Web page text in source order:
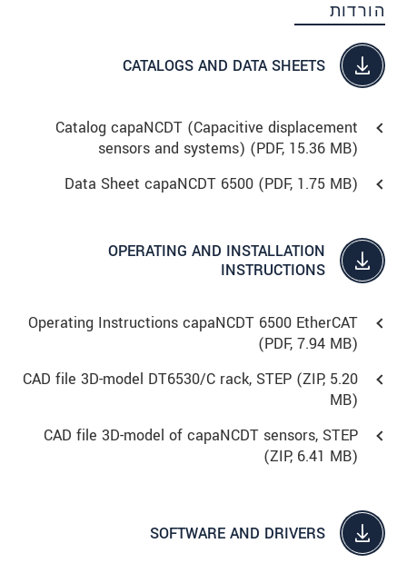
הורדות
CATALOGS AND DATA SHEETS
Catalog capaNCDT (Capacitive displacement
sensors and systems) (PDF, 15.36 MB)
Data Sheet capaNCDT 6500 (PDF, 1.75 MB)
OPERATING AND INSTALLATION
INSTRUCTIONS
Operating Instructions capaNCDT 6500 EtherCAT
(PDF, 7.94 MB)
CAD file 3D-model DT6530/C rack, STEP (ZIP, 5.20
MB)
CAD file 3D-model of capaNCDT sensors, STEP
(ZIP, 6.41 MB)
SOFTWARE AND DRIVERS